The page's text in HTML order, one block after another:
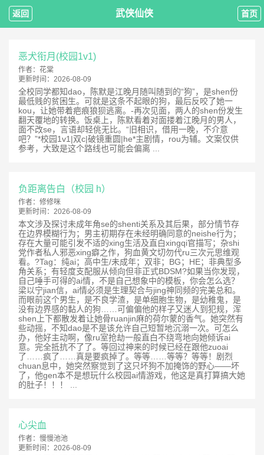
返回 武侠仙侠 首页
恶犬衔月(校园1v1)
作者： 花棠
更新时间： 2026-08-09
全校同学都知dao，陈默是江晚月随叫随到的“狗”，是shen份
最低贱的贫困生。可就是这条不起眼的狗，最后反咬了她一
kou，让她带着疤痕狼狈逃离。-再次见面，两人的shen份发生
翻天覆地的转换。饭桌上，陈默看着对面搂着江晚月的男人，
面不改se，言语却轻佻无比。“旧相识，借用一晚，不介意
吧？”*校园1v1|双c|破镜重圆|he*主剧情，rou为辅。文案仅供
参考，大致是这个路线也可能会偏离 ...
负距离告白（校园 h）
作者： 修修咪
更新时间： 2026-08-09
本文涉及探讨未成年角se的shenti关系及其后果，部分情节存
在边界模糊行为；男主初期存在未经明确同意的neishe行为；
存在大量可能引发不适的xing生活及直白xingqi官描写；杂shi
党作者私人邪恶xing癖之作，狗血黄文切勿代ru三次元思维观
看。?Tag：纯ai；高中生/未成年；双非；BG；HE；非典型多
角关系；有轻度支配服从倾向但非正式BDSM?如果当你发现，
自己唾手可得的ai情，不是自己想象中的模板，你会怎么选？
梁以宁jian信，ai情必须是生理契合与jing神同频的完美总和。
而眼前这个男生，是不良学渣，是单细胞生物，是幼稚鬼，是
没有边界感的黏人的狗……可偏偏他的样子又迷人到犯规，浑
shen上下都散发着让她骨ruanjin麻的荷尔蒙的香气。她突然有
些动摇，不知dao是不是该允许自己短暂地沉溺一次。可怎么
办，他好主动啊，像ru室抢劫一般直白不绕弯地向她倾诉ai
意。完全抵抗不了了。等回过神来的时候已经在跟他zuoai
了……疯了……真是要疯掉了。等等……等等？等等！剧烈
chuan息中，她突然察觉到了这只坏狗不加掩饰的野心——坏
了，他gen本不是想玩什么校园ai情游戏，他这是真打算搞大她
的肚子！！！ ...
心尖血
作者： 慢慢池池
更新时间： 2026-08-09